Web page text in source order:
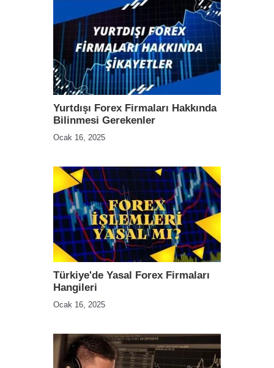
Yurtdışı Forex Firmaları Hakkında
Bilinmesi Gerekenler
Ocak 16, 2025
Türkiye'de Yasal Forex Firmaları
Hangileri
Ocak 16, 2025